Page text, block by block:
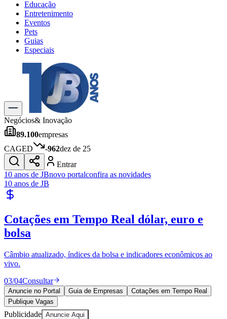
Educação
Entretenimento
Eventos
Pets
Guias
Especiais
Explore Tudo
Últimas Notícias
Previsão do Tempo
Trânsito e Rotas
Dia a Dia & Lazer
Gastronomia
Cinema & Shows
JogosNovo
Para Sua Empresa
Publicidade Legal
Política
Esportes
Cultura
Meio Ambiente
Obras
Educação
Negócios& Inovação
89.100empresas
CAGED
-962dez de 25
Entrar
10 anos de JBnovo portalconfira as novidades
10 anos de JB
Cotações em Tempo Real dólar, euro e
bolsa
Câmbio atualizado, índices da bolsa e indicadores econômicos ao
vivo.
03/04Consultar
Anuncie no Portal Guia de Empresas
Cotações em Tempo Real
Publique Vagas
Publicidade Anuncie Aqui